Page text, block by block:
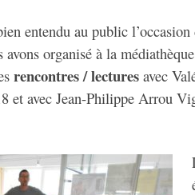
entendu au public l’occasion
organisé à la
rencontres / lectures avec
et avec Jean-Philippe Arrou